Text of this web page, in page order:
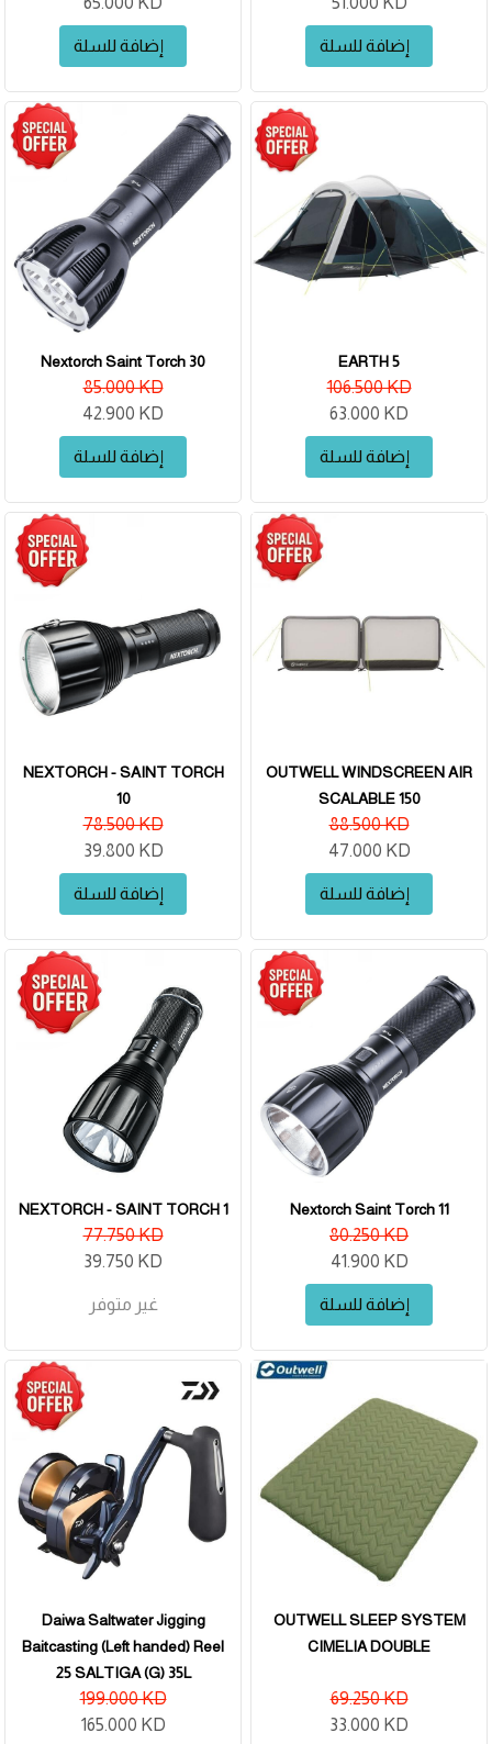
إضافة للسلة إضافة للسلة
EARTH 5
106.500 KD
63.000 KD
إضافة للسلة
Nextorch Saint Torch 30
85.000 KD
42.900 KD
إضافة للسلة
OUTWELL WINDSCREEN AIR
SCALABLE 150
88.500 KD
47.000 KD
إضافة للسلة
NEXTORCH - SAINT TORCH
10
78.500 KD
39.800 KD
إضافة للسلة
Nextorch Saint Torch 11
80.250 KD
41.900 KD
إضافة للسلة
NEXTORCH - SAINT TORCH 1
77.750 KD
39.750 KD
غير متوفر
OUTWELL SLEEP SYSTEM
CIMELIA DOUBLE
69.250 KD
33.000 KD
Daiwa Saltwater Jigging
Baitcasting (Left handed) Reel
25 SALTIGA (G) 35L
199.000 KD
165.000 KD